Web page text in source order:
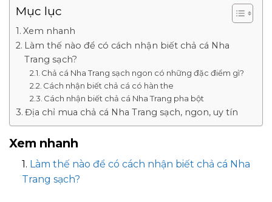
Mục lục
Xem nhanh
Làm thế nào để có cách nhận biết chả cá Nha
Trang sạch?
Chả cá Nha Trang sạch ngon có những đặc điểm gì?
Cách nhận biết chả cá có hàn the
Cách nhận biết chả cá Nha Trang pha bột
Địa chỉ mua chả cá Nha Trang sạch, ngon, uy tín
Xem nhanh
Làm thế nào để có cách nhận biết chả cá Nha
Trang sạch?